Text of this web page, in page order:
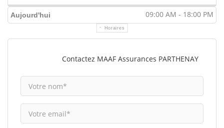
Aujourd'hui 09:00 AM - 18:00 PM
Horaires
Contactez MAAF Assurances PARTHENAY